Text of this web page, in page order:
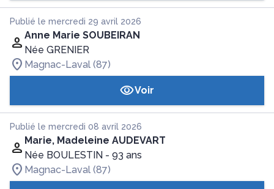
Publié le mercredi 29 avril 2026
Anne Marie SOUBEIRAN
Née GRENIER
Magnac-Laval (87)
Voir
Publié le mercredi 08 avril 2026
Marie, Madeleine AUDEVART
Née BOULESTIN - 93 ans
Magnac-Laval (87)